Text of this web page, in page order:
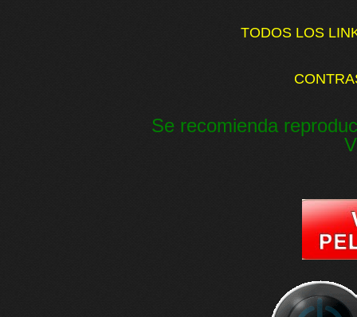
TODOS LOS
Se recomienda